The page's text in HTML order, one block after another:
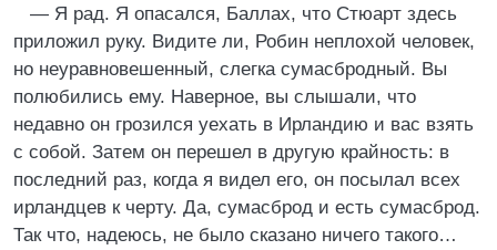
— Я рад. Я опасался, Баллах, что Стюарт здесь
приложил руку. Видите ли, Робин неплохой человек,
но неуравновешенный, слегка сумасбродный. Вы
полюбились ему. Наверное, вы слышали, что
недавно он грозился уехать в Ирландию и вас взять
с собой. Затем он перешел в другую крайность: в
последний раз, когда я видел его, он посылал всех
ирландцев к черту. Да, сумасброд и есть сумасброд.
Так что, надеюсь, не было сказано ничего такого…